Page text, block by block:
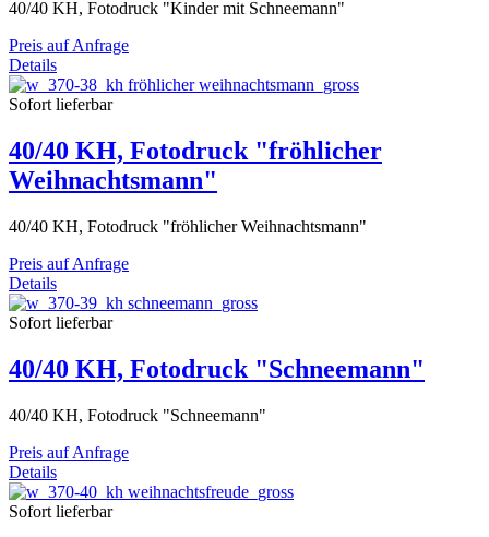
40/40 KH, Fotodruck "Kinder mit Schneemann"
Preis auf Anfrage
Details
Sofort lieferbar
40/40 KH, Fotodruck "fröhlicher
Weihnachtsmann"
40/40 KH, Fotodruck "fröhlicher Weihnachtsmann"
Preis auf Anfrage
Details
Sofort lieferbar
40/40 KH, Fotodruck "Schneemann"
40/40 KH, Fotodruck "Schneemann"
Preis auf Anfrage
Details
Sofort lieferbar